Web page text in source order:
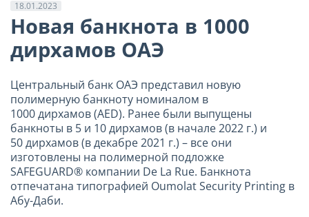
18.01.2023
Новая банкнота в 1000
дирхамов ОАЭ
Центральный банк ОАЭ представил новую
полимерную банкноту номиналом в
1000 дирхамов (AED). Ранее были выпущены
банкноты в 5 и 10 дирхамов (в начале 2022 г.) и
50 дирхамов (в декабре 2021 г.) – все они
изготовлены на полимерной подложке
SAFEGUARD® компании De La Rue. Банкнота
отпечатана типографией Oumolat Security Printing в
Абу-Даби.